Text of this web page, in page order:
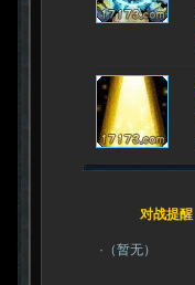
对战提醒
·（暂无）